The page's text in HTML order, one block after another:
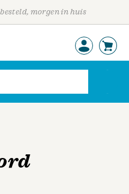
morgen in huis